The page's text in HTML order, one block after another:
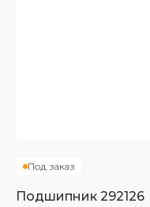
Под заказ
Подшипник 292126